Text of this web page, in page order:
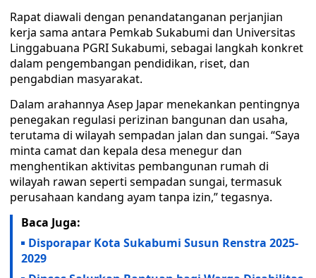
Rapat diawali dengan penandatanganan perjanjian
kerja sama antara Pemkab Sukabumi dan Universitas
Linggabuana PGRI Sukabumi, sebagai langkah konkret
dalam pengembangan pendidikan, riset, dan
pengabdian masyarakat.
Dalam arahannya Asep Japar menekankan pentingnya
penegakan regulasi perizinan bangunan dan usaha,
terutama di wilayah sempadan jalan dan sungai. “Saya
minta camat dan kepala desa menegur dan
menghentikan aktivitas pembangunan rumah di
wilayah rawan seperti sempadan sungai, termasuk
perusahaan kandang ayam tanpa izin,” tegasnya.
Baca Juga:
Disporapar Kota Sukabumi Susun Renstra 2025-
2029